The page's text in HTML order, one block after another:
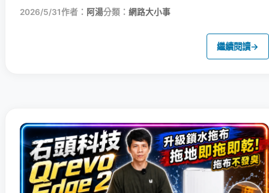
2026/5/31作者： 阿湯分類： 網路大小事
繼續閱讀→